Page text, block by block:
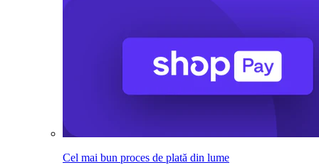
Cel mai bun proces de plată din lume